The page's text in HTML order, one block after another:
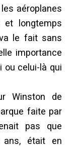
aéroplanes
et longtemps
le fait sans
importance
ou celui-là qui
Winston de
faite par
pas que
ans, était en